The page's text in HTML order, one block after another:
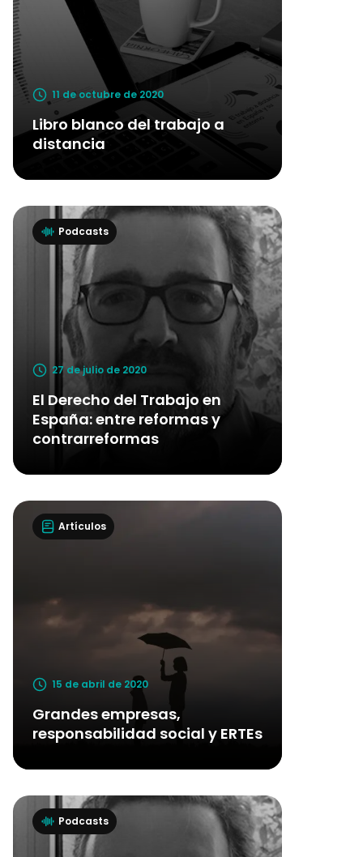
11 de octubre de 2020
Libro blanco del trabajo a
distancia
Podcasts
27 de julio de 2020
El Derecho del Trabajo en
España: entre reformas y
contrarreformas
Artículos
15 de abril de 2020
Grandes empresas,
responsabilidad social y ERTEs
Podcasts